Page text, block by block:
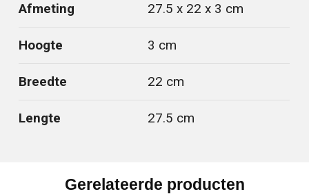
Afmeting 27.5 x 22 x 3 cm
Hoogte 3 cm
Breedte 22 cm
Lengte 27.5 cm
Gerelateerde producten